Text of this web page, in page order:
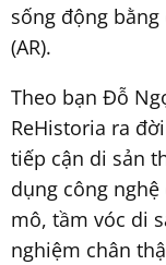
sống động
(AR).
Theo bạn Đỗ
ReHistoria ra
tiếp cận di sản
dụng công
mô, tầm vóc di
nghiệm chân